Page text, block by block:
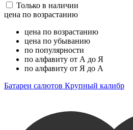
Только в наличии
цена по возрастанию
цена по возрастанию
цена по убыванию
по популярности
по алфавиту от А до Я
по алфавиту от Я до А
Батареи салютов Крупный калибр